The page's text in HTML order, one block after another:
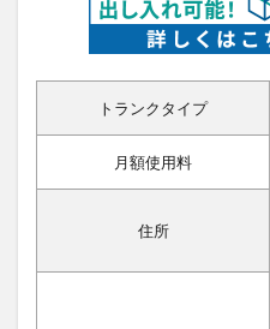
トランクタイプ
月額使用料
住所